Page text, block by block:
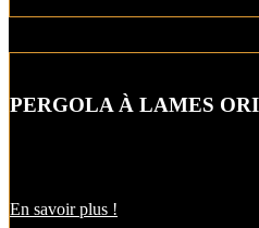
PERGOLA À LAMES
En savoir plus !